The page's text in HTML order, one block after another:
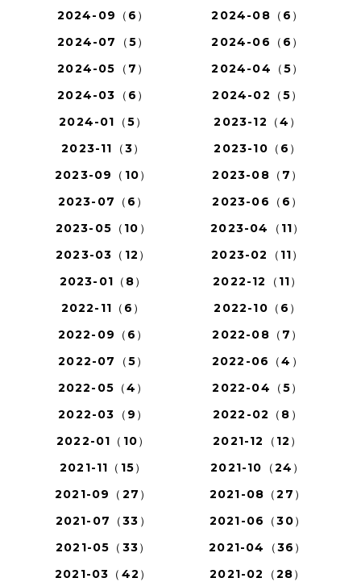
2024-09（6）
2024-08（6）
2024-07（5）
2024-06（6）
2024-05（7）
2024-04（5）
2024-03（6）
2024-02（5）
2024-01（5）
2023-12（4）
2023-11（3）
2023-10（6）
2023-09（10）
2023-08（7）
2023-07（6）
2023-06（6）
2023-05（10）
2023-04（11）
2023-03（12）
2023-02（11）
2023-01（8）
2022-12（11）
2022-11（6）
2022-10（6）
2022-09（6）
2022-08（7）
2022-07（5）
2022-06（4）
2022-05（4）
2022-04（5）
2022-03（9）
2022-02（8）
2022-01（10）
2021-12（12）
2021-11（15）
2021-10（24）
2021-09（27）
2021-08（27）
2021-07（33）
2021-06（30）
2021-05（33）
2021-04（36）
2021-03（42）
2021-02（28）